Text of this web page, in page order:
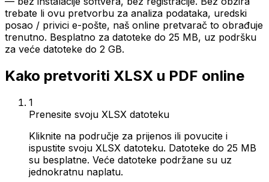
trebate li ovu pretvorbu za analiza podataka, uredski
posao / privici e-pošte, naš online pretvarač to obrađuje
trenutno. Besplatno za datoteke do 25 MB, uz podršku
za veće datoteke do 2 GB.
Kako pretvoriti XLSX u PDF online
1
Prenesite svoju XLSX datoteku
Kliknite na područje za prijenos ili povucite i
ispustite svoju XLSX datoteku. Datoteke do 25 MB
su besplatne. Veće datoteke podržane su uz
jednokratnu naplatu.